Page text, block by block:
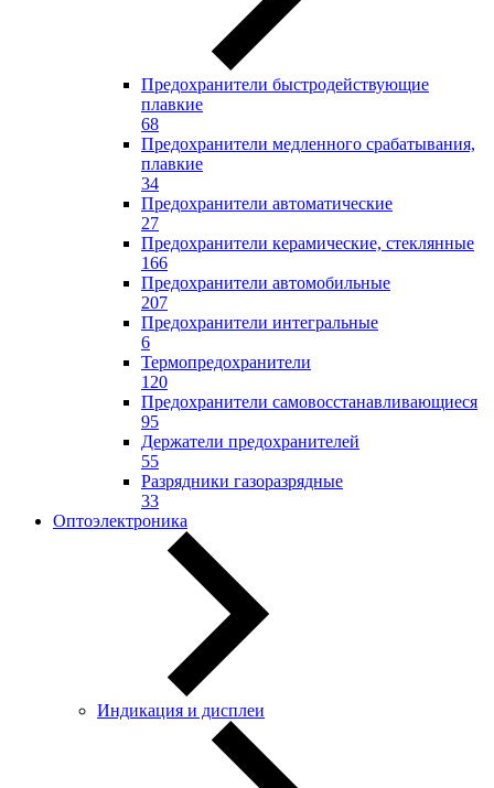
Предохранители быстродействующие
плавкие
68
Предохранители медленного срабатывания,
плавкие
34
Предохранители автоматические
27
Предохранители керамические, стеклянные
166
Предохранители автомобильные
207
Предохранители интегральные
6
Термопредохранители
120
Предохранители самовосстанавливающиеся
95
Держатели предохранителей
55
Разрядники газоразрядные
33
Оптоэлектроника
Индикация и дисплеи